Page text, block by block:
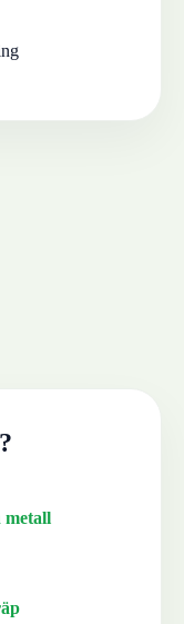
metall